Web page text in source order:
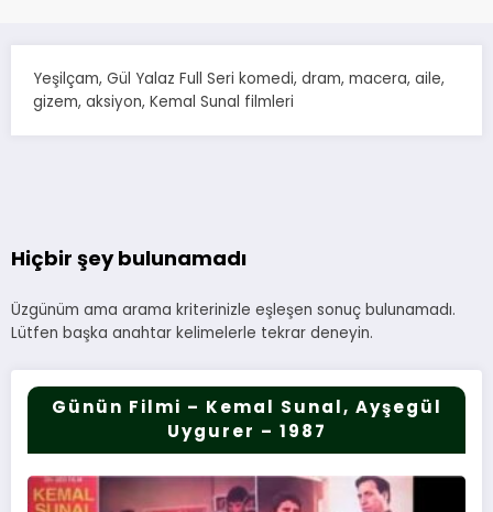
Yeşilçam, Gül Yalaz Full Seri komedi, dram, macera, aile,
gizem, aksiyon, Kemal Sunal filmleri
Hiçbir şey bulunamadı
Üzgünüm ama arama kriterinizle eşleşen sonuç bulunamadı.
Lütfen başka anahtar kelimelerle tekrar deneyin.
Günün Filmi – Kemal Sunal, Ayşegül
Uygurer – 1987